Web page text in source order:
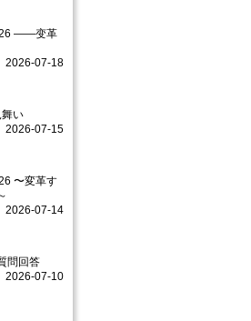
——变革
2026-07-18
い
2026-07-15
〜変革す
2026-07-14
問回答
2026-07-10